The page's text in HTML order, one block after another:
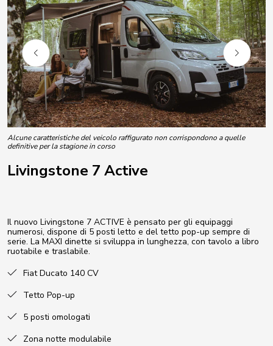
Alcune caratteristiche del veicolo raffigurato non corrispondono a quelle
definitive per la stagione in corso
Livingstone 7 Active
Il nuovo Livingstone 7 ACTIVE è pensato per gli equipaggi
numerosi, dispone di 5 posti letto e del tetto pop-up sempre di
serie. La MAXI dinette si sviluppa in lunghezza, con tavolo a libro
ruotabile e traslabile.
Fiat Ducato 140 CV
Tetto Pop-up
5 posti omologati
Zona notte modulabile